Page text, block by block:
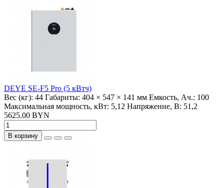
DEYE SE-F5 Pro (5 кВтч)
Вес (кг): 44 Габариты: 404 × 547 × 141 мм Емкость, Ач.: 100
Максимальная мощность, кВт: 5,12 Напряжение, В: 51,2
5625.00 BYN
В корзину